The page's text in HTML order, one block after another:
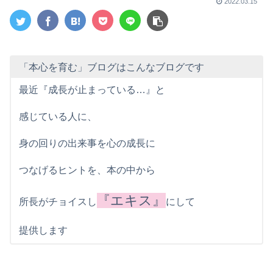
2022.03.15
「本心を育む」ブログはこんなブログです
最近『成長が止まっている…』と
感じている人に、
身の回りの出来事を心の成長に
つなげるヒントを、本の中から
所長がチョイスし 『エキス』 にして
提供します